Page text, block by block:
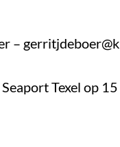
–
Texel op